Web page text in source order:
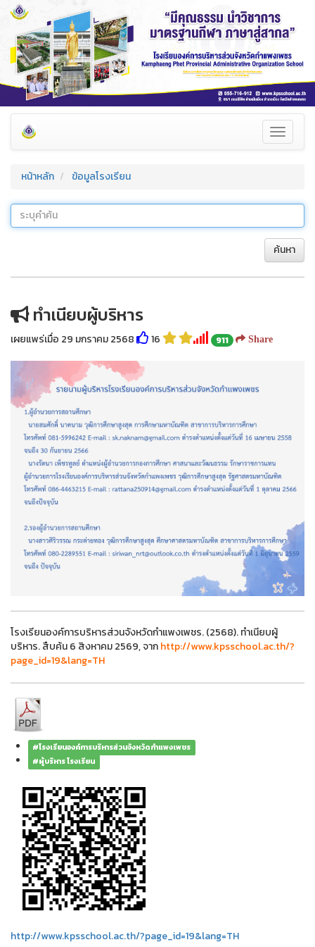
Toggle
หน้าหลัก
ข้อมูลโรงเรียน
ค้นหา
ทำเนียบผู้บริหาร
เผยแพร่เมื่อ 29 มกราคม 2568 16 911 Share
โรงเรียนองค์การบริหารส่วนจังหวัดกำแพงเพชร. (2568). ทำเนียบผู้
บริหาร. สืบค้น 6 สิงหาคม 2569, จากhttp://www.kpsschool.ac.th/?
page_id=19&lang=TH
#โรงเรียนองค์การบริหารส่วนจังหวัดกำแพงเพชร
#ผู้บริหาร โรงเรียน
http://www.kpsschool.ac.th/?page_id=19&lang=TH